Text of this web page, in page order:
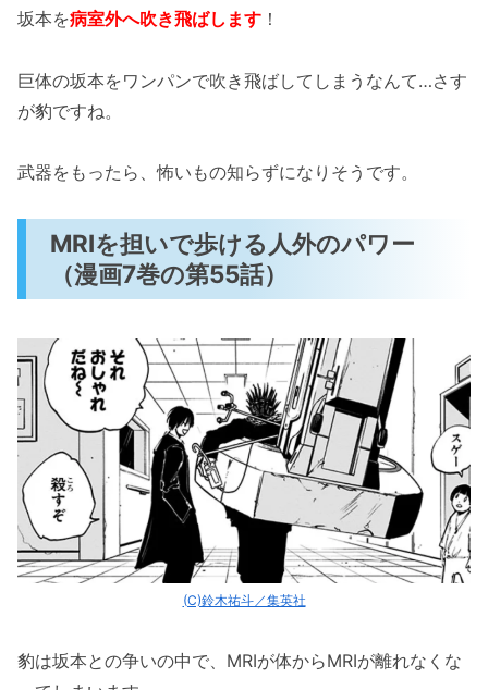
坂本を病室外へ吹き飛ばします ！
巨体の坂本をワンパンで吹き飛ばしてしまうなんて…さす
が豹ですね。
武器をもったら、怖いもの知らずになりそうです。
MRIを担いで歩ける人外のパワー
（漫画7巻の第55話）
(C)鈴木祐斗／集英社
豹は坂本との争いの中で、MRIが体からMRIが離れなくな